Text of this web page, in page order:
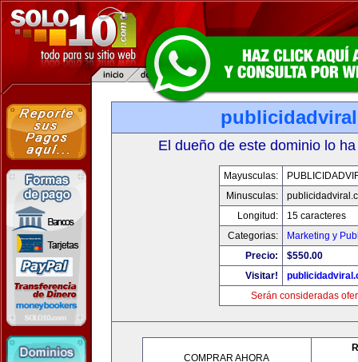
El dueño de este dominio lo
Mayusculas:
Minusculas:
Longitud:
15 caracteres
Categorias:
Marketing y
Precio:
$550.00
Visitar!
Serán consideradas
COMPRAR AHORA